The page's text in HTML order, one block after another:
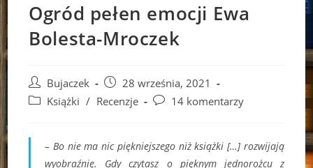
Ogród pełen emocji Ewa
Bolesta-Mroczek
Post
author:
Bujaczek
Post
published:
28 września, 2021
PostKsiążki / Recenzje
Post14 komentarzy
– Bo nie ma nic piękniejszego niż książki […] rozwijają
wyobraźnię. Gdy czytasz o pięknym jednorożcu z